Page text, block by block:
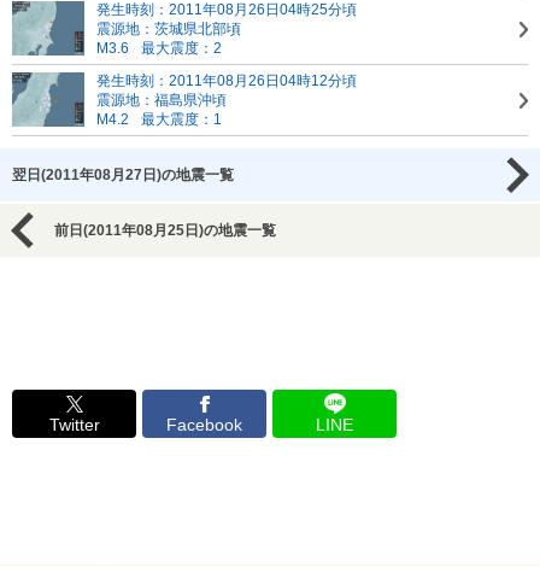
発生時刻：2011年08月26日04時25分頃
震源地：茨城県北部頃
M3.6
最大震度：2
発生時刻：2011年08月26日04時12分頃
震源地：福島県沖頃
M4.2
最大震度：1
翌日(2011年08月27日)の地震一覧
前日(2011年08月25日)の地震一覧
Twitter Facebook LINE